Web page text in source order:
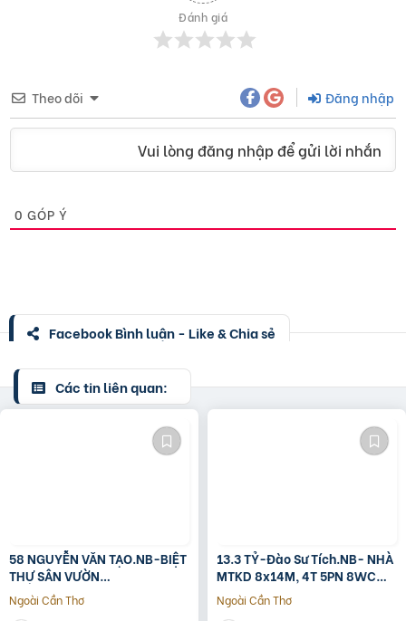
Đánh giá
Theo dõi Đăng nhập
Vui lòng đăng nhập để gửi lời nhắn
0 GÓP Ý
Facebook Bình luận - Like & Chia sẻ
Các tin liên quan:
58 NGUYỄN VĂN TẠO.NB-BIỆT
THỰ SÂN VƯỜN
260M2[11x24M]-12.8 TỶ
Ngoài Cần Thơ
13.3 TỶ-Đào Sư Tích.NB- NHÀ
MTKD 8x14M, 4T 5PN 8WC
FULL NỘI THẤT GỖ ĐỎ
Ngoài Cần Thơ